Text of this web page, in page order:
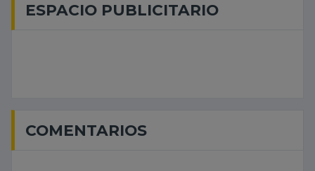
ESPACIO PUBLICITARIO
COMENTARIOS